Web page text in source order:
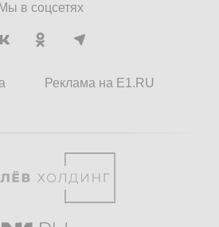
Мы в соцсетях
Реклама на E1.RU